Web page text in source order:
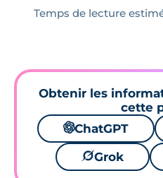
Temps de lecture
Obtenir les
cette
🌌ChatGPT
🪐Grok